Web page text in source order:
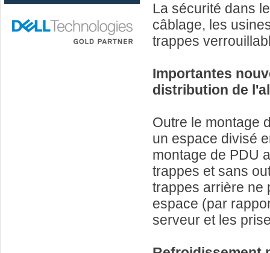
La sécurité dans
câblage, les
trappes
Importantes
distribution de
Outre le montage
un espace divisé
montage de PDU
trappes et sans
trappes arrière ne
espace (par
serveur et les